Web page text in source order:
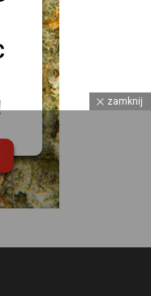
zamknij